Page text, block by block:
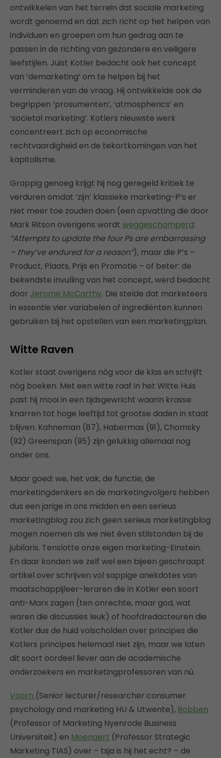
ontwikkelen van het terrein dat sociale marketing
wordt genoemd en dat zich richt op het helpen van
individuen en groepen om hun gedrag aan te
passen in de richting van gezondere en veiligere
leefstijlen. Juist Kotler bedacht ook het concept
van ‘demarketing’ om te helpen bij het
verminderen van de vraag. Hij ontwikkelde ook de
begrippen ‘prosumenten’, ‘atmospherics’ en
‘societal marketing’. Kotlers nieuwste werk
concentreert zich op economische
rechtvaardigheid en de tekortkomingen van het
kapitalisme.
Grappig genoeg krijgt hij nog geregeld kritiek te
verduren omdat ‘zijn’ klassieke marketing-P’s er
niet meer toe zouden doen (een opvatting die door
Mark Ritson overigens wordt weggeschamperd:
“Attempts to update the four Ps are embarrassing
– they’ve endured for a reason”), maar die P’s –
Product, Plaats, Prijs en Promotie – of beter: de
bekendste invulling van het concept, werd bedacht
door Jerome McCarthy. Die stelde dat marketeers
in essentie vier variabelen of ingrediënten kunnen
gebruiken bij het opstellen van een marketingplan.
Witte Raven
Kotler staat overigens nóg voor de klas en schrijft
nóg boeken. Met een witte raaf in het Witte Huis
past hij mooi in een tijdsgewricht waarin krasse
knarren tot hoge leeftijd tot grootse daden in staat
blijven. Kahneman (87), Habermas (91), Chomsky
(92) Greenspan (95) zijn gelukkig allemaal nog
onder ons.
Maar goed: we, het vak, de functie, de
marketingdenkers en de marketingvolgers hebben
dus een jarige in ons midden en een serieus
marketingblog zou zich geen serieus marketingblog
mogen noemen als we niet éven stilstonden bij de
jubilaris. Tenslotte onze eigen marketing-Einstein.
En daar konden we zelf wel een bijeen geschraapt
artikel over schrijven vol sappige anekdotes van
maatschappijleer-leraren die in Kotler een soort
anti-Marx zagen (ten onrechte, maar god, wat
waren die discussies leuk) of hoofdredacteuren die
Kotler dus de huid volscholden over principes die
Kotlers principes helemaal niet zijn, maar we laten
dit soort oordeel liever aan de academische
onderzoekers en marketingprofessoren van nú.
Voorn (Senior lecturer/researcher consumer
psychology and marketing HU & Utwente), Robben
(Professor of Marketing Nyenrode Business
Universiteit) en Moenaert (Professor Strategic
Marketing TIAS) over – tsja is hij het echt? – de